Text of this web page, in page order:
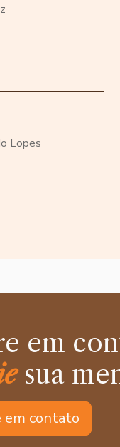
Lopes
em
sua
em contato